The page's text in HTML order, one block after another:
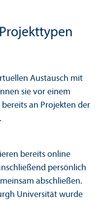
Austausch mit
sie vor einem
an Projekten der
bereits online
persönlich
abschließen.
Universität wurde